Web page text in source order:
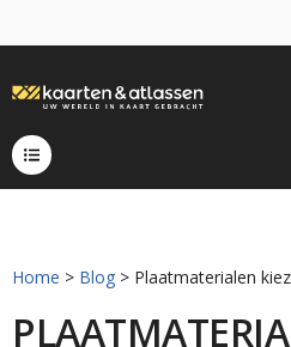
Home > Blog > Plaatmaterialen